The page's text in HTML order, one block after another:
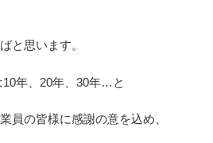
と思います。
年、20年、30年…と
員の皆様に感謝の意を込め、